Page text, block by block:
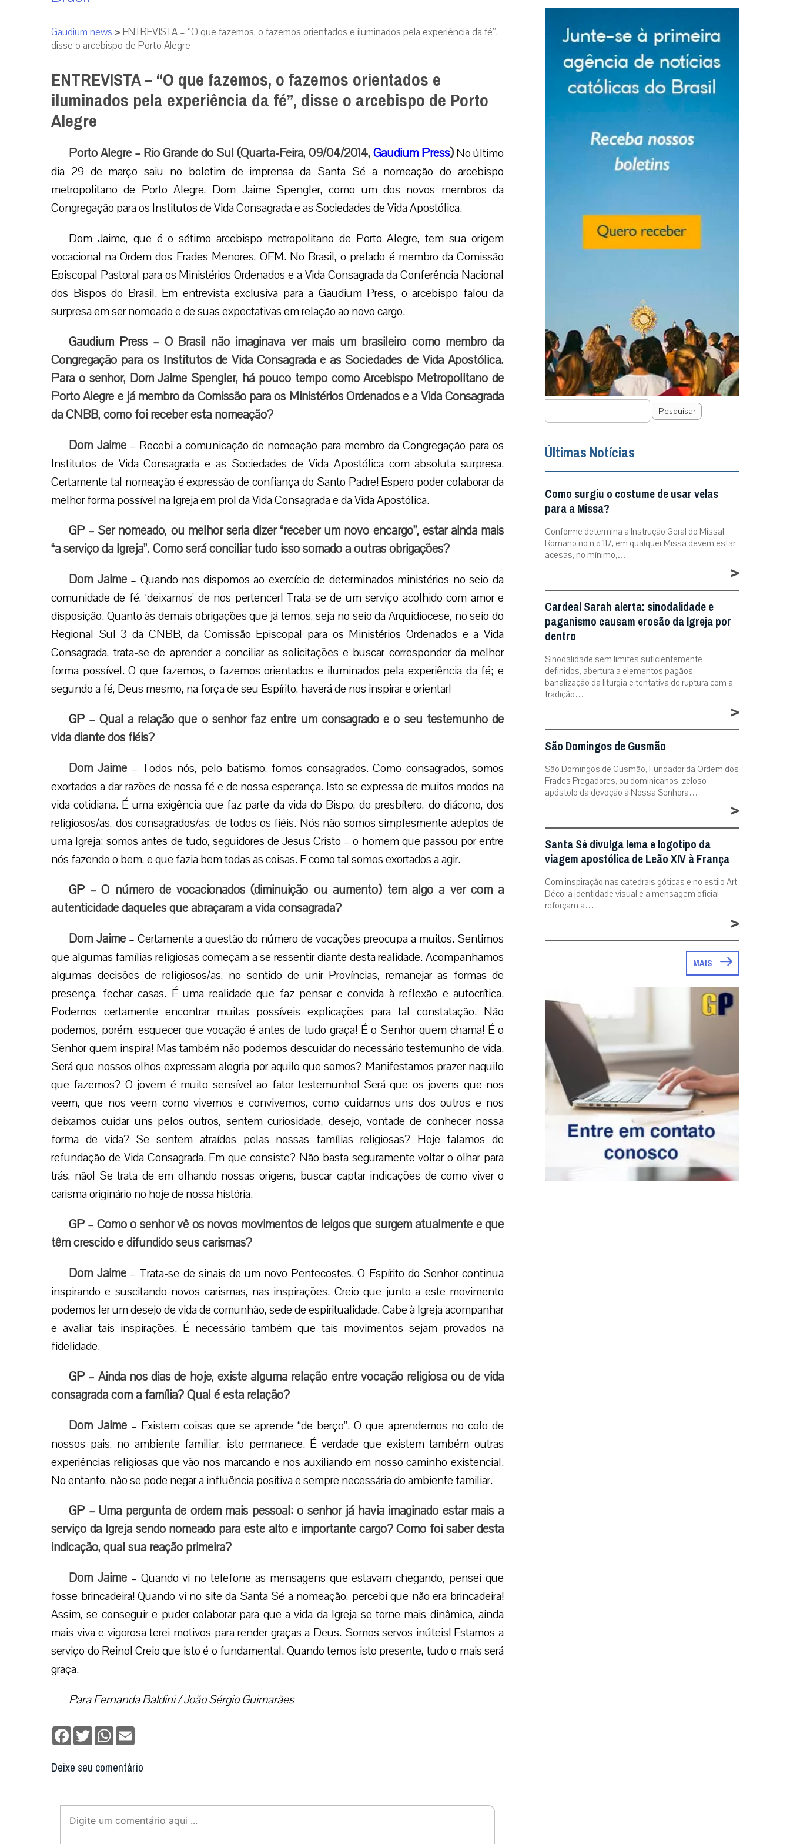
Gaudium news >ENTREVISTA – “O que fazemos, o fazemos orientados e iluminados pela experiência da fé”,
disse o arcebispo de Porto Alegre
ENTREVISTA – “O que fazemos, o fazemos orientados e
iluminados pela experiência da fé”, disse o arcebispo de Porto
Alegre
Porto Alegre – Rio Grande do Sul (Quarta-Feira, 09/04/2014, Gaudium Press)No último
dia 29 de março saiu no boletim de imprensa da Santa Sé a nomeação do arcebispo
metropolitano de Porto Alegre, Dom Jaime Spengler, como um dos novos membros da
Congregação para os Institutos de Vida Consagrada e as Sociedades de Vida Apostólica.
Dom Jaime, que é o sétimo arcebispo metropolitano de Porto Alegre, tem sua origem
vocacional na Ordem dos Frades Menores, OFM. No Brasil, o prelado é membro da Comissão
Episcopal Pastoral para os Ministérios Ordenados e a Vida Consagrada da Conferência Nacional
dos Bispos do Brasil. Em entrevista exclusiva para a Gaudium Press, o arcebispo falou da
surpresa em ser nomeado e de suas expectativas em relação ao novo cargo.
Gaudium Press – O Brasil não imaginava ver mais um brasileiro como membro da
Congregação para os Institutos de Vida Consagrada e as Sociedades de Vida Apostólica.
Para o senhor, Dom Jaime Spengler, há pouco tempo como Arcebispo Metropolitano de
Porto Alegre e já membro da Comissão para os Ministérios Ordenados e a Vida Consagrada
da CNBB, como foi receber esta nomeação?
Dom Jaime – Recebi a comunicação de nomeação para membro da Congregação para os
Institutos de Vida Consagrada e as Sociedades de Vida Apostólica com absoluta surpresa.
Certamente tal nomeação é expressão de confiança do Santo Padre! Espero poder colaborar da
melhor forma possível na Igreja em prol da Vida Consagrada e da Vida Apostólica.
GP – Ser nomeado, ou melhor seria dizer “receber um novo encargo”, estar ainda mais
“a serviço da Igreja”. Como será conciliar tudo isso somado a outras obrigações?
Dom Jaime– Quando nos dispomos ao exercício de determinados ministérios no seio da
comunidade de fé, ‘deixamos’ de nos pertencer! Trata-se de um serviço acolhido com amor e
disposição. Quanto às demais obrigações que já temos, seja no seio da Arquidiocese, no seio do
Regional Sul 3 da CNBB, da Comissão Episcopal para os Ministérios Ordenados e a Vida
Consagrada, trata-se de aprender a conciliar as solicitações e buscar corresponder da melhor
forma possível. O que fazemos, o fazemos orientados e iluminados pela experiência da fé; e
segundo a fé, Deus mesmo, na força de seu Espírito, haverá de nos inspirar e orientar!
GP – Qual a relação que o senhor faz entre um consagrado e o seu testemunho de
vida diante dos fiéis?
Dom Jaime – Todos nós, pelo batismo, fomos consagrados. Como consagrados, somos
exortados a dar razões de nossa fé e de nossa esperança. Isto se expressa de muitos modos na
vida cotidiana. É uma exigência que faz parte da vida do Bispo, do presbítero, do diácono, dos
religiosos/as, dos consagrados/as, de todos os fiéis. Nós não somos simplesmente adeptos de
uma Igreja; somos antes de tudo, seguidores de Jesus Cristo – o homem que passou por entre
nós fazendo o bem, e que fazia bem todas as coisas. E como tal somos exortados a agir.
GP – O número de vocacionados (diminuição ou aumento) tem algo a ver com a
autenticidade daqueles que abraçaram a vida consagrada?
Dom Jaime – Certamente a questão do número de vocações preocupa a muitos. Sentimos
que algumas famílias religiosas começam a se ressentir diante desta realidade. Acompanhamos
algumas decisões de religiosos/as, no sentido de unir Províncias, remanejar as formas de
presença, fechar casas. É uma realidade que faz pensar e convida à reflexão e autocrítica.
Podemos certamente encontrar muitas possíveis explicações para tal constatação. Não
podemos, porém, esquecer que vocação é antes de tudo graça! É o Senhor quem chama! É o
Senhor quem inspira! Mas também não podemos descuidar do necessário testemunho de vida.
Será que nossos olhos expressam alegria por aquilo que somos? Manifestamos prazer naquilo
que fazemos? O jovem é muito sensível ao fator testemunho! Será que os jovens que nos
veem, que nos veem como vivemos e convivemos, como cuidamos uns dos outros e nos
deixamos cuidar uns pelos outros, sentem curiosidade, desejo, vontade de conhecer nossa
forma de vida? Se sentem atraídos pelas nossas famílias religiosas? Hoje falamos de
refundação de Vida Consagrada. Em que consiste? Não basta seguramente voltar o olhar para
trás, não! Se trata de em olhando nossas origens, buscar captar indicações de como viver o
carisma originário no hoje de nossa história.
GP – Como o senhor vê os novos movimentos de leigos que surgem atualmente e que
têm crescido e difundido seus carismas?
Dom Jaime – Trata-se de sinais de um novo Pentecostes. O Espírito do Senhor continua
inspirando e suscitando novos carismas, nas inspirações. Creio que junto a este movimento
podemos ler um desejo de vida de comunhão, sede de espiritualidade. Cabe à Igreja acompanhar
e avaliar tais inspirações. É necessário também que tais movimentos sejam provados na
fidelidade.
GP – Ainda nos dias de hoje, existe alguma relação entre vocação religiosa ou de vida
consagrada com a família? Qual é esta relação?
Dom Jaime – Existem coisas que se aprende “de berço”. O que aprendemos no colo de
nossos pais, no ambiente familiar, isto permanece. É verdade que existem também outras
experiências religiosas que vão nos marcando e nos auxiliando em nosso caminho existencial.
No entanto, não se pode negar a influência positiva e sempre necessária do ambiente familiar.
GP – Uma pergunta de ordem mais pessoal: o senhor já havia imaginado estar mais a
serviço da Igreja sendo nomeado para este alto e importante cargo? Como foi saber desta
indicação, qual sua reação primeira?
Dom Jaime– Quando vi no telefone as mensagens que estavam chegando, pensei que
fosse brincadeira! Quando vi no site da Santa Sé a nomeação, percebi que não era brincadeira!
Assim, se conseguir e puder colaborar para que a vida da Igreja se torne mais dinâmica, ainda
mais viva e vigorosa terei motivos para render graças a Deus. Somos servos inúteis! Estamos a
serviço do Reino! Creio que isto é o fundamental. Quando temos isto presente, tudo o mais será
graça.
Para Fernanda Baldini / João Sérgio Guimarães
Facebook
TwitterWhatsApp
Deixe seu comentário
Pesquisar
Últimas Notícias
Como surgiu o costume de usar velas
para a Missa?
Conforme determina a Instrução Geral do Missal
Romano no n.º 117, em qualquer Missa devem estar
acesas, no mínimo,…
>
Cardeal Sarah alerta: sinodalidade e
paganismo causam erosão da Igreja por
dentro
Sinodalidade sem limites suficientemente
definidos, abertura a elementos pagãos,
banalização da liturgia e tentativa de ruptura com a
tradição…
>
São Domingos de Gusmão
São Domingos de Gusmão, Fundador da Ordem dos
Frades Pregadores, ou dominicanos, zeloso
apóstolo da devoção a Nossa Senhora…
>
Santa Sé divulga lema e logotipo da
viagem apostólica de Leão XIV à França
Com inspiração nas catedrais góticas e no estilo Art
Déco, a identidade visual e a mensagem oficial
reforçam a…
>
MAIS